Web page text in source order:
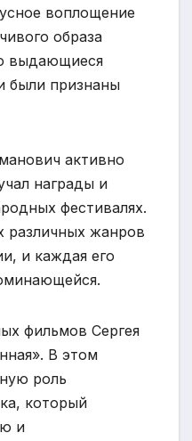
воплощение
образа
выдающиеся
были признаны
активно
награды и
фестивалях.
различных жанров
и каждая его
фильмов Сергея
В этом
роль
который
и